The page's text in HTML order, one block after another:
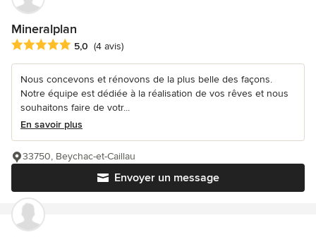
Mineralplan
Note moyenne : 5 étoiles sur 5
5,0 (4 avis)
Nous concevons et rénovons de la plus belle des façons.
Notre équipe est dédiée à la réalisation de vos rêves et nous
souhaitons faire de votr...
En savoir plus
Envoyer un message
33750, Beychac-et-Caillau